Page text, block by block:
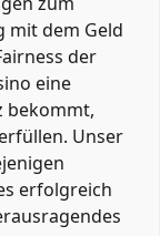
mit dem Geld
der
eine
bekommt,
Unser
erfolgreich